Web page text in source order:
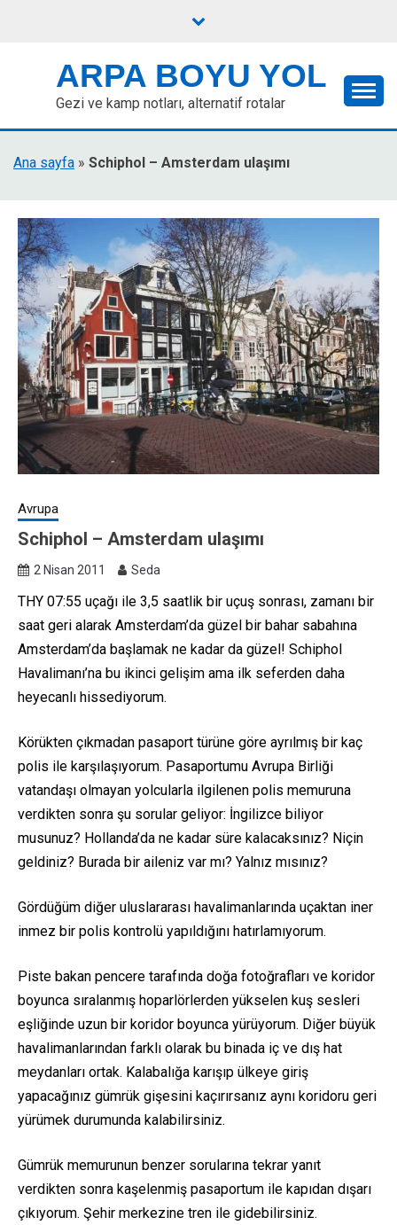
ARPA BOYU YOL
Gezi ve kamp notları, alternatif rotalar
Ana sayfa » Schiphol – Amsterdam ulaşımı
Avrupa
Schiphol – Amsterdam ulaşımı
2 Nisan 2011 Seda
THY 07:55 uçağı ile 3,5 saatlik bir uçuş sonrası, zamanı bir
saat geri alarak Amsterdam’da güzel bir bahar sabahına
Amsterdam’da başlamak ne kadar da güzel! Schiphol
Havalimanı’na bu ikinci gelişim ama ilk seferden daha
heyecanlı hissediyorum.
Körükten çıkmadan pasaport türüne göre ayrılmış bir kaç
polis ile karşılaşıyorum. Pasaportumu Avrupa Birliği
vatandaşı olmayan yolcularla ilgilenen polis memuruna
verdikten sonra şu sorular geliyor: İngilizce biliyor
musunuz? Hollanda’da ne kadar süre kalacaksınız? Niçin
geldiniz? Burada bir aileniz var mı? Yalnız mısınız?
Gördüğüm diğer uluslararası havalimanlarında uçaktan iner
inmez bir polis kontrolü yapıldığını hatırlamıyorum.
Piste bakan pencere tarafında doğa fotoğrafları ve koridor
boyunca sıralanmış hoparlörlerden yükselen kuş sesleri
eşliğinde uzun bir koridor boyunca yürüyorum. Diğer büyük
havalimanlarından farklı olarak bu binada iç ve dış hat
meydanları ortak. Kalabalığa karışıp ülkeye giriş
yapacağınız gümrük gişesini kaçırırsanız aynı koridoru geri
yürümek durumunda kalabilirsiniz.
Gümrük memurunun benzer sorularına tekrar yanıt
verdikten sonra kaşelenmiş pasaportum ile kapıdan dışarı
çıkıyorum. Şehir merkezine tren ile gidebilirsiniz.